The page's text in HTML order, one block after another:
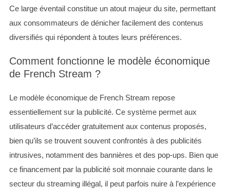
Ce large éventail constitue un atout majeur du site, permettant
aux consommateurs de dénicher facilement des contenus
diversifiés qui répondent à toutes leurs préférences.
Comment fonctionne le modèle économique
de French Stream ?
Le modèle économique de French Stream repose
essentiellement sur la publicité. Ce système permet aux
utilisateurs d’accéder gratuitement aux contenus proposés,
bien qu’ils se trouvent souvent confrontés à des publicités
intrusives, notamment des bannières et des pop-ups. Bien que
ce financement par la publicité soit monnaie courante dans le
secteur du streaming illégal, il peut parfois nuire à l’expérience